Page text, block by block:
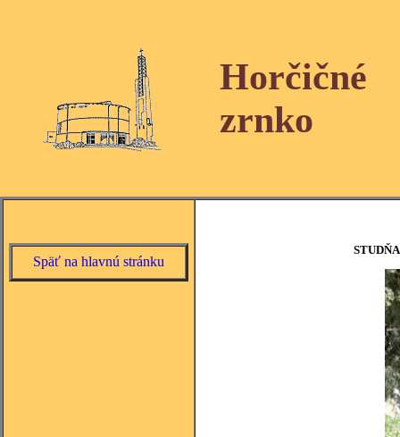
Horčičné
zrnko
Späť na hlavnú stránku